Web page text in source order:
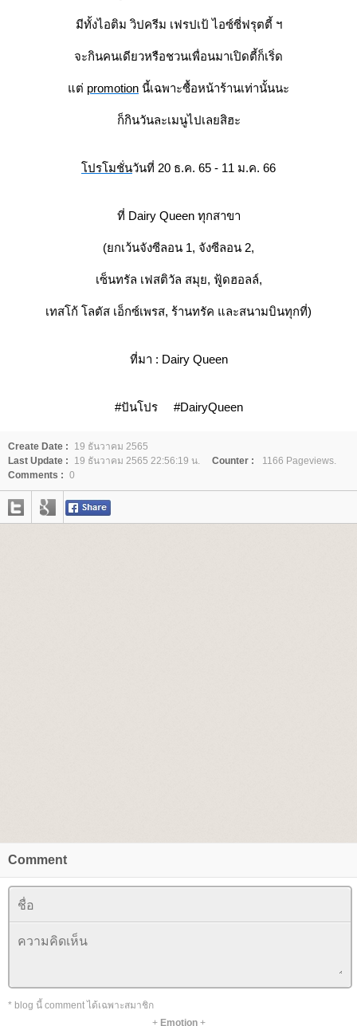
มีทั้งไอติม วิปครีม เฟรปเป้ ไอซ์ซี่ฟรุตตี้ ฯ
จะกินคนเดียวหรือชวนเพื่อนมาเปิดตี้ก็เริ่ด
ต่ promotion นี้เฉพาะซื้อหน้าร้านเท่านั้นนะ
ก็กินวันละเมนูไปเลยสิฮะ
ปรโมชั่นวันที่ 20 ธ.ค. 65 - 11 ม.ค. 66
ที่ Dairy Queen ทุกสาขา
(ยกเว้นจังซีลอน 1, จังซีลอน 2,
เซ็นทรัล เฟสติวัล สมุย, ฟู้ดฮอลล์,
เทสโก้ โลตัส เอ็กซ์เพรส, ร้านทรัค และสนามบินทุกที่)
ที่มา : Dairy Queen
#ปันโปร #DairyQueen
Create Date :
19 ธันวาคม 2565
Last Update :
19 ธันวาคม 2565 22:56:19 น. Counter :
1166 Pageviews.
Comments : 0
Comment
* blog นี้ comment ได้เฉพาะสมาชิก
+ Emotion+